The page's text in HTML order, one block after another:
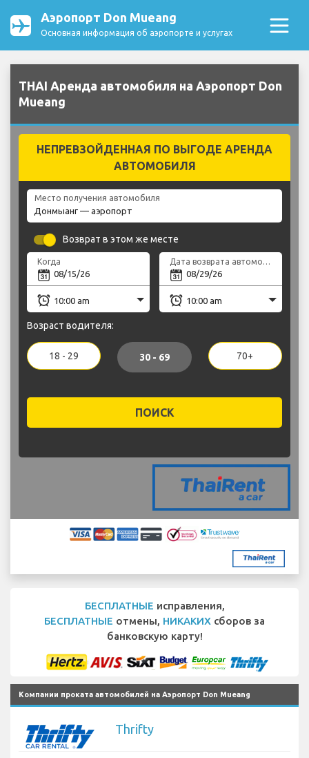
Аэропорт Don Mueang
Основная информация об аэропорте и услугах
THAI Аренда автомобиля на Аэропорт Don
Mueang
НЕПРЕВЗОЙДЕННАЯ ПО ВЫГОДЕ АРЕНДА
АВТОМОБИЛЯ
Место получения автомобиля
Возврат в этом же месте
Когда Дата возврата автомобиля
Возраст водителя:
18 - 29 30 - 69 70+
ПОИСК
БЕСПЛАТНЫЕ исправления,
БЕСПЛАТНЫЕ отмены, НИКАКИХ сборов за
банковскую карту!
Компании проката автомобилей на Аэропорт Don Mueang
Thrifty